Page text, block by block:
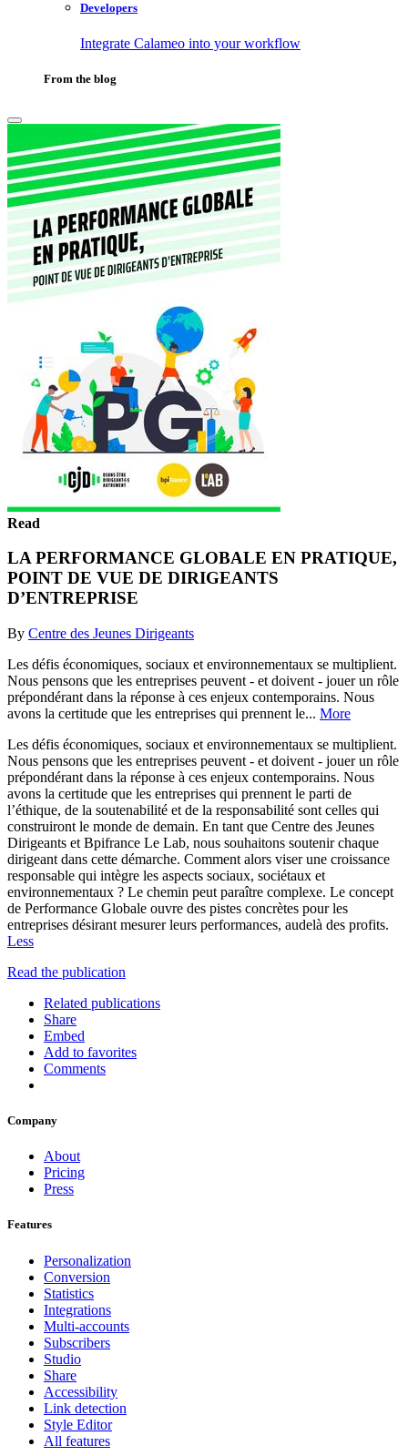
Developers
Integrate Calameo into your workflow
From the blog
Read
LA PERFORMANCE GLOBALE EN PRATIQUE,
POINT DE VUE DE DIRIGEANTS
D’ENTREPRISE
By Centre des Jeunes Dirigeants
Les défis économiques, sociaux et environnementaux se multiplient.
Nous pensons que les entreprises peuvent - et doivent - jouer un rôle
prépondérant dans la réponse à ces enjeux contemporains. Nous
avons la certitude que les entreprises qui prennent le... More
Les défis économiques, sociaux et environnementaux se multiplient.
Nous pensons que les entreprises peuvent - et doivent - jouer un rôle
prépondérant dans la réponse à ces enjeux contemporains. Nous
avons la certitude que les entreprises qui prennent le parti de
l’éthique, de la soutenabilité et de la responsabilité sont celles qui
construiront le monde de demain. En tant que Centre des Jeunes
Dirigeants et Bpifrance Le Lab, nous souhaitons soutenir chaque
dirigeant dans cette démarche. Comment alors viser une croissance
responsable qui intègre les aspects sociaux, sociétaux et
environnementaux ? Le chemin peut paraître complexe. Le concept
de Performance Globale ouvre des pistes concrètes pour les
entreprises désirant mesurer leurs performances, audelà des profits.
Less
Read the publication
Related publications
Share
Embed
Add to favorites
Comments
Company
About
Pricing
Press
Features
Personalization
Conversion
Statistics
Integrations
Multi-accounts
Subscribers
Studio
Share
Accessibility
Link detection
Style Editor
All features